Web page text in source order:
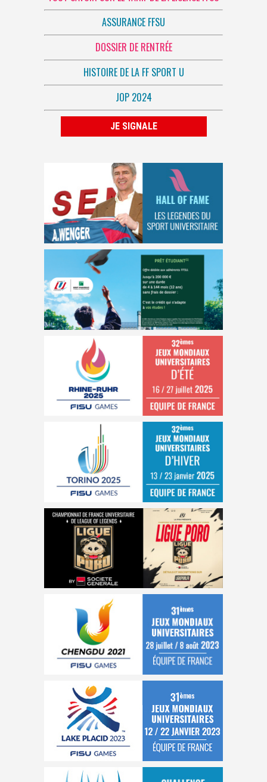
ASSURANCE FFSU
DOSSIER DE RENTRÉE
HISTOIRE DE LA FF SPORT U
JOP 2024
JE SIGNALE